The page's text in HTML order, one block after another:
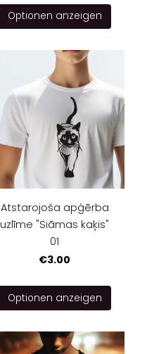
Optionen anzeigen
Atstarojoša apģērba
uzlīme "Siāmas kaķis"
01
€3.00
Optionen anzeigen